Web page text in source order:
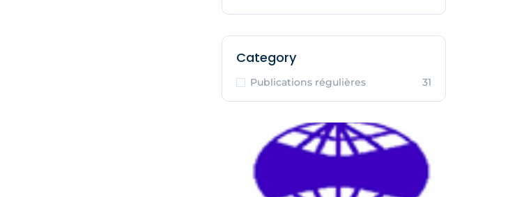
Category
Publications régulières 31